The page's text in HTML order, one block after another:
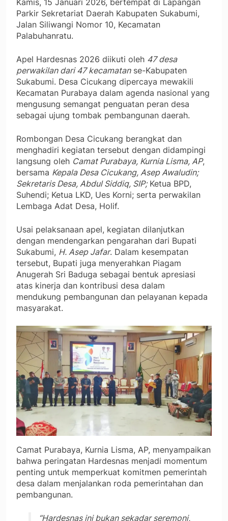
Kamis, 15 Januari 2026, bertempat di Lapangan
Parkir Sekretariat Daerah Kabupaten Sukabumi,
Jalan Siliwangi Nomor 10, Kecamatan
Palabuhanratu.
Apel Hardesnas 2026 diikuti oleh 47 desa
perwakilan dari 47 kecamatanse-Kabupaten
Sukabumi. Desa Cicukang dipercaya mewakili
Kecamatan Purabaya dalam agenda nasional yang
mengusung semangat penguatan peran desa
sebagai ujung tombak pembangunan daerah.
Rombongan Desa Cicukang berangkat dan
menghadiri kegiatan tersebut dengan didampingi
langsung oleh Camat Purabaya, Kurnia Lisma, AP,
bersama Kepala Desa Cicukang, Asep Awaludin;
Sekretaris Desa, Abdul Siddiq, SIP;Ketua BPD,
Suhendi; Ketua LKD, Ues Korni; serta perwakilan
Lembaga Adat Desa, Holif.
Usai pelaksanaan apel, kegiatan dilanjutkan
dengan mendengarkan pengarahan dari Bupati
Sukabumi, H. Asep Jafar. Dalam kesempatan
tersebut, Bupati juga menyerahkan Piagam
Anugerah Sri Baduga sebagai bentuk apresiasi
atas kinerja dan kontribusi desa dalam
mendukung pembangunan dan pelayanan kepada
masyarakat.
Camat Purabaya, Kurnia Lisma, AP, menyampaikan
bahwa peringatan Hardesnas menjadi momentum
penting untuk memperkuat komitmen pemerintah
desa dalam menjalankan roda pemerintahan dan
pembangunan.
“Hardesnas ini bukan sekadar seremoni,